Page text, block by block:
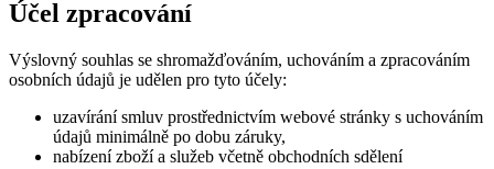
Účel zpracování
Výslovný souhlas se shromažďováním, uchováním a zpracováním
osobních údajů je udělen pro tyto účely:
uzavírání smluv prostřednictvím webové stránky s uchováním
údajů minimálně po dobu záruky,
nabízení zboží a služeb včetně obchodních sdělení